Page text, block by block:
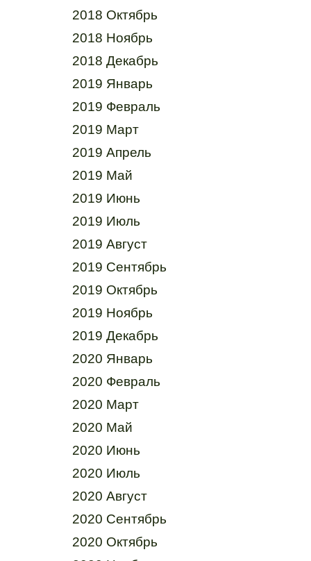
2018 Октябрь
2018 Ноябрь
2018 Декабрь
2019 Январь
2019 Февраль
2019 Март
2019 Апрель
2019 Май
2019 Июнь
2019 Июль
2019 Август
2019 Сентябрь
2019 Октябрь
2019 Ноябрь
2019 Декабрь
2020 Январь
2020 Февраль
2020 Март
2020 Май
2020 Июнь
2020 Июль
2020 Август
2020 Сентябрь
2020 Октябрь